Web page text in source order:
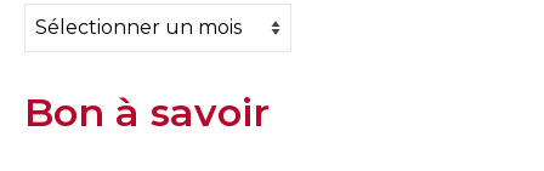
Archives
Bon à savoir